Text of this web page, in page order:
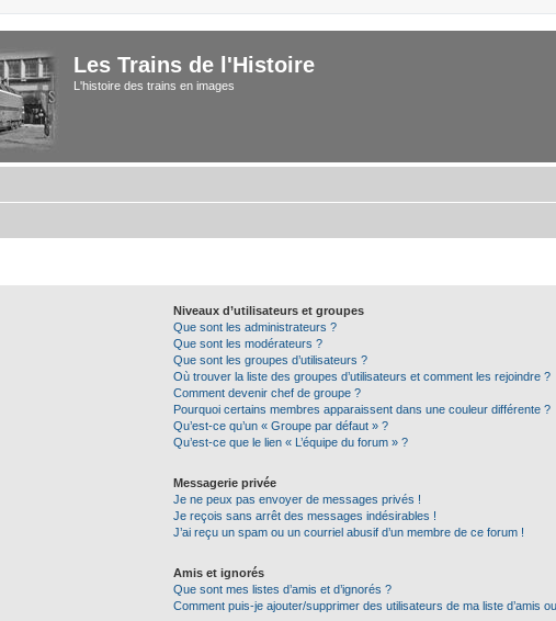
Les Trains de l'Histoire
L'histoire des trains en images
Niveaux d’utilisateurs et groupes
Que sont les administrateurs ?
Que sont les modérateurs ?
Que sont les groupes d’utilisateurs ?
Où trouver la liste des groupes d’utilisateurs et comment les rejoindre ?
Comment devenir chef de groupe ?
Pourquoi certains membres apparaissent dans une couleur différente ?
Qu’est-ce qu’un « Groupe par défaut » ?
Qu’est-ce que le lien « L’équipe du forum » ?
Messagerie privée
Je ne peux pas envoyer de messages privés !
Je reçois sans arrêt des messages indésirables !
J’ai reçu un spam ou un courriel abusif d’un membre de ce forum !
Amis et ignorés
Que sont mes listes d’amis et d’ignorés ?
Comment puis-je ajouter/supprimer des utilisateurs de ma liste d’amis